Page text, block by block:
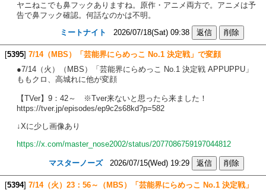
ヤニねこでも鼻フックありますね。原作・アニメ両方で。アニメは予
告で鼻フック確認。何話なのかは不明。
ミートナイト
2026/07/18(Sat) 09:38
[5395] 7/14（MBS）「芸能界にらめっこ No.1 決定戦」で変顔
●7/14（火）（MBS）「芸能界にらめっこ No.1 決定戦 APPUPPU」
ももクロ、高城れに他が変顔
【TVer】9：42～ ※Tver来ないと思ったら来ました！
https://tver.jp/episodes/ep9c2s68kd?p=582
↓Xに少し画像あり
https://x.com/master_nose2002/status/2077086759197044812
マスターノーズ2026/07/15(Wed) 19:29
[5394] 7/14（火）23：56～（MBS）「芸能界にらめっこ No.1 決定戦」